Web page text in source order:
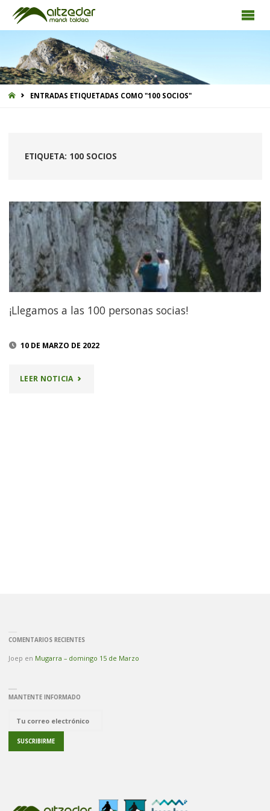
INICIOENTRADAS ETIQUETADAS COMO "100 SOCIOS"
ETIQUETA: 100 SOCIOS
¡Llegamos a las 100 personas socias!
10 DE MARZO DE 2022
LEER NOTICIA"¡LLEGAMOS
COMENTARIOS RECIENTES
Joep en Mugarra – domingo 15 de Marzo
MANTENTE INFORMADO